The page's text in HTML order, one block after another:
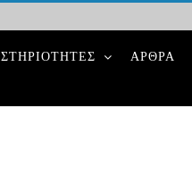
ΑΡΘΡΑ